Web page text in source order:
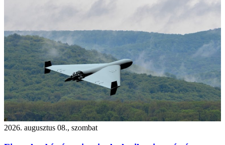
2026. augusztus 08., szombat